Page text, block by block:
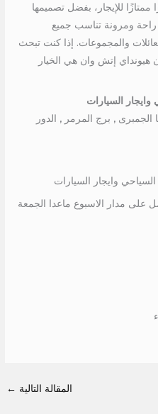
وان 7 راكب خيارًا ممتازًا للإيجار، بفضل تصميمها
راحة ومرونة تناسب جميع
والمجموعات. إذا كنت تبحث
هيونداي إتش وان هي الخيار
السيارات
الجمبرى , برج المرمر , الدور
وايجار السيارات
على مدار الاسبوع ماعدا الجمعة
المقالة التالية ←